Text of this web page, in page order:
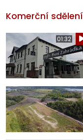
Komerční sdělení
01:32